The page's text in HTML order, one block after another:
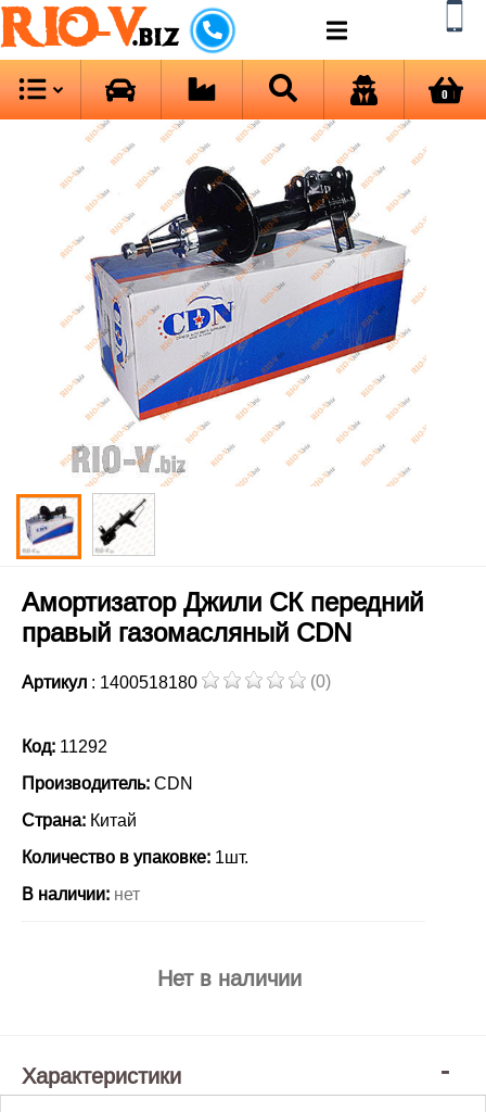
RIO-V.biz
0
Амортизатор Джили СК передний
правый газомасляный CDN
Артикул : 1400518180 (0)
Код: 11292
Производитель: CDN
Страна: Китай
Количество в упаковке: 1шт.
В наличии: нет
Нет в наличии
Характеристики